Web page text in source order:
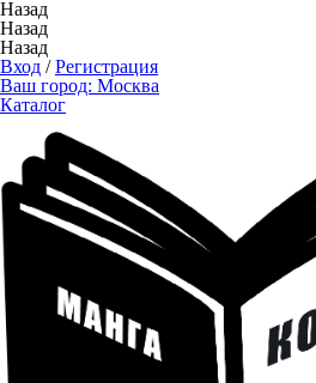
Назад
Назад
Назад
Вход /Регистрация
Ваш город: Москва
Каталог